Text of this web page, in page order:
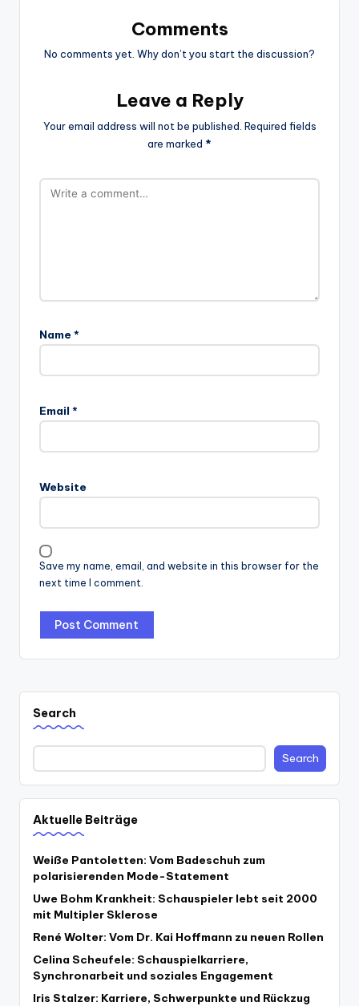
Comments
No comments yet. Why don’t you start the discussion?
Leave a Reply
Your email address will not be published. Required fields
are marked *
Name *
Email *
Website
Save my name, email, and website in this browser for the
next time I comment.
Search
Search
Aktuelle Beiträge
Weiße Pantoletten: Vom Badeschuh zum
polarisierenden Mode-Statement
Uwe Bohm Krankheit: Schauspieler lebt seit 2000
mit Multipler Sklerose
René Wolter: Vom Dr. Kai Hoffmann zu neuen Rollen
Celina Scheufele: Schauspielkarriere,
Synchronarbeit und soziales Engagement
Iris Stalzer: Karriere, Schwerpunkte und Rückzug